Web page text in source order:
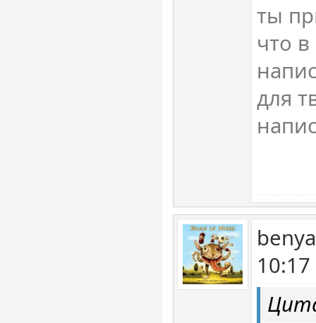
ты
что
для